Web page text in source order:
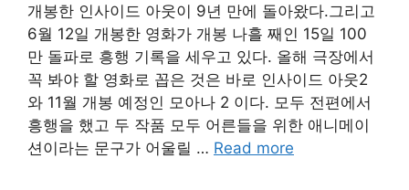
개봉한 인사이드 아웃이 9년 만에 돌아왔다.그리고
6월 12일 개봉한 영화가 개봉 나흘 째인 15일 100
만 돌파로 흥행 기록을 세우고 있다. 올해 극장에서
꼭 봐야 할 영화로 꼽은 것은 바로 인사이드 아웃2
와 11월 개봉 예정인 모아나 2 이다. 모두 전편에서
흥행을 했고 두 작품 모두 어른들을 위한 애니메이
션이라는 문구가 어울릴 … Read more